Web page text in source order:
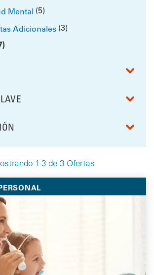
1-3 de 3 Ofertas
Mental (5)
Adicionales (3)
Deals